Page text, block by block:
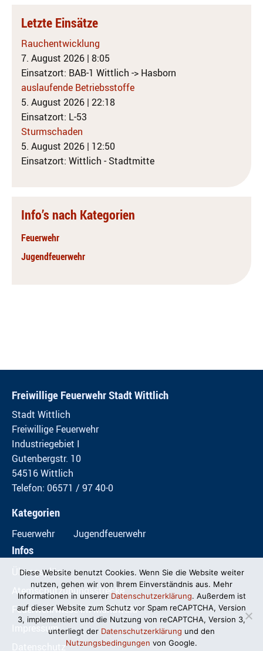
Letzte Einsätze
Rauchentwicklung
7. August 2026 | 8:05
Einsatzort: BAB-1 Wittlich -> Hasborn
auslaufende Betriebsstoffe
5. August 2026 | 22:18
Einsatzort: L-53
Sturmschaden
5. August 2026 | 12:50
Einsatzort: Wittlich - Stadtmitte
Info’s nach Kategorien
Feuerwehr
Jugendfeuerwehr
Freiwillige Feuerwehr Stadt Wittlich
Stadt Wittlich
Freiwillige Feuerwehr
Industriegebiet I
Gutenbergstr. 10
54516 Wittlich
Telefon: 06571 / 97 40-0
Kategorien
Feuerwehr Jugendfeuerwehr
Infos
Übungspläne
Atemschutzübungsstrecke
Feuerwehrwiese im Mundwald
Impressum
Diese Website benutzt Cookies. Wenn Sie die Website weiter
nutzen, gehen wir von Ihrem Einverständnis aus. Mehr
Informationen in unserer Datenschutzerklärung. Außerdem ist
auf dieser Website zum Schutz vor Spam reCAPTCHA, Version
3, implementiert und die Nutzung von reCAPTCHA, Version 3,
unterliegt der Datenschutzerklärung und den
Nutzungsbedingungen von Google.